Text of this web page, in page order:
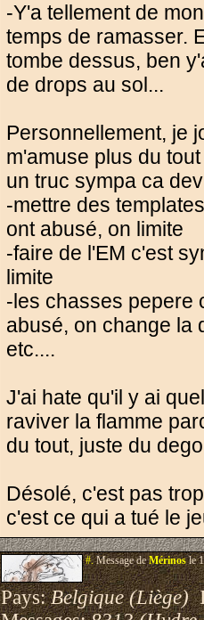
-Y'a tellement de
temps de ramasser.
tombe dessus, ben
de drops au sol...
Personnellement, je
m'amuse plus du
un truc sympa ca
-mettre des
ont abusé, on limite
-faire de l'EM c'est
limite
-les chasses pepere
abusé, on change la
etc....
J'ai hate qu'il y ai
raviver la flamme
du tout, juste du
Désolé, c'est pas
c'est ce qui a tué le
#.Message deMérinosle
Pays:Belgique (Liège)